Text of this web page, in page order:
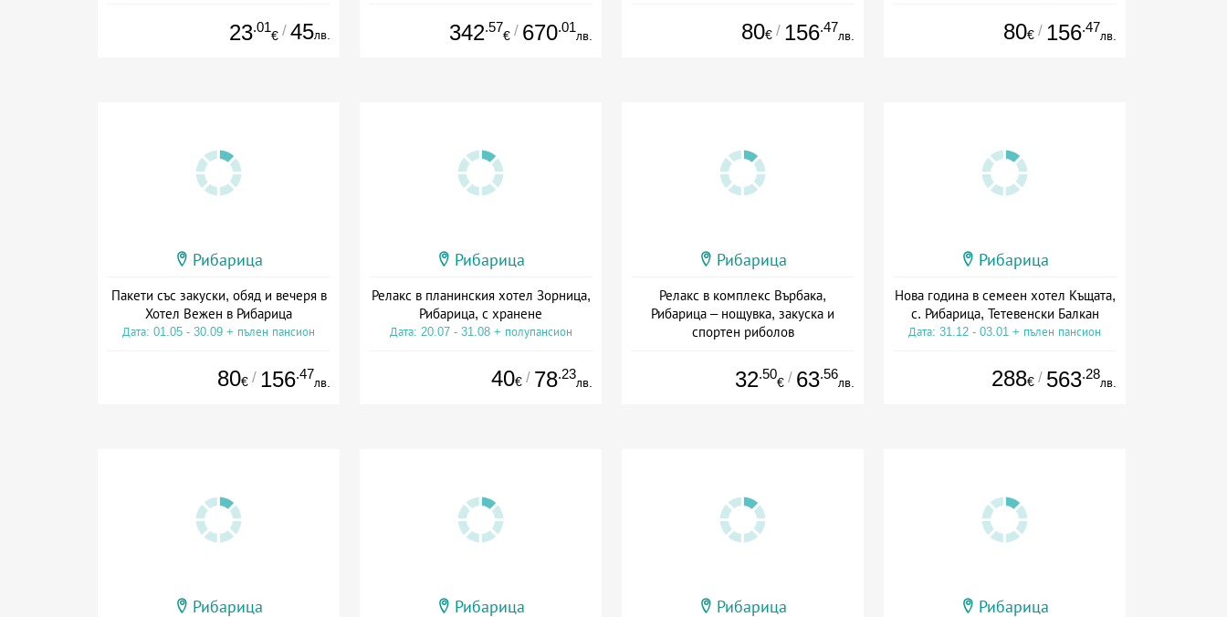
23.01
€ / 45лв. 342.57
€ / 670.01
лв. 80€ / 156.47
лв. 80€ / 156.47
лв.
Рибарица
Пакети със закуски, обяд и вечеря в
Хотел Вежен в Рибарица
Дата: 01.05 - 30.09 + пълен пансион
80€ / 156.47
лв.
Рибарица
Релакс в планинския хотел Зорница,
Рибарица, с хранене
Дата: 20.07 - 31.08 + полупансион
40€ / 78.23
лв.
Рибарица
Релакс в комплекс Върбака,
Рибарица – нощувка, закуска и
спортен риболов
32.50
€ / 63.56
лв.
Рибарица
Нова година в семеен хотел Къщата,
с. Рибарица, Тетевенски Балкан
Дата: 31.12 - 03.01 + пълен пансион
288€ / 563.28
лв.
Рибарица Рибарица Рибарица Рибарица